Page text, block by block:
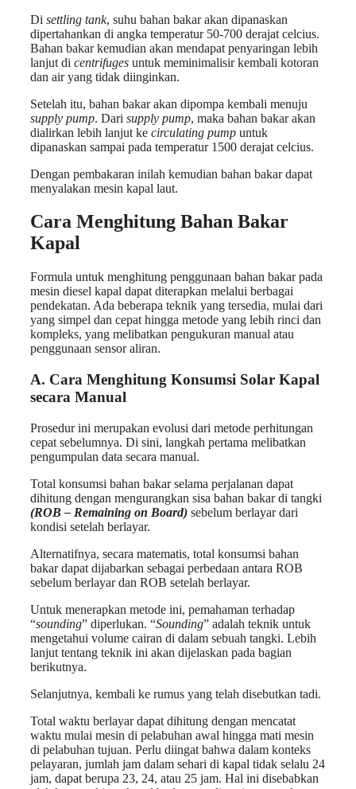
Di settling tank, suhu bahan bakar akan dipanaskan
dipertahankan di angka temperatur 50-700 derajat celcius.
Bahan bakar kemudian akan mendapat penyaringan lebih
lanjut di centrifuges untuk meminimalisir kembali kotoran
dan air yang tidak diinginkan.
Setelah itu, bahan bakar akan dipompa kembali menuju
supply pump. Dari supply pump, maka bahan bakar akan
dialirkan lebih lanjut ke circulating pump untuk
dipanaskan sampai pada temperatur 1500 derajat celcius.
Dengan pembakaran inilah kemudian bahan bakar dapat
menyalakan mesin kapal laut.
Cara Menghitung Bahan Bakar
Kapal
Formula untuk menghitung penggunaan bahan bakar pada
mesin diesel kapal dapat diterapkan melalui berbagai
pendekatan. Ada beberapa teknik yang tersedia, mulai dari
yang simpel dan cepat hingga metode yang lebih rinci dan
kompleks, yang melibatkan pengukuran manual atau
penggunaan sensor aliran.
A. Cara Menghitung Konsumsi Solar Kapal
secara Manual
Prosedur ini merupakan evolusi dari metode perhitungan
cepat sebelumnya. Di sini, langkah pertama melibatkan
pengumpulan data secara manual.
Total konsumsi bahan bakar selama perjalanan dapat
dihitung dengan mengurangkan sisa bahan bakar di tangki
(ROB – Remaining on Board) sebelum berlayar dari
kondisi setelah berlayar.
Alternatifnya, secara matematis, total konsumsi bahan
bakar dapat dijabarkan sebagai perbedaan antara ROB
sebelum berlayar dan ROB setelah berlayar.
Untuk menerapkan metode ini, pemahaman terhadap
“sounding” diperlukan. “Sounding” adalah teknik untuk
mengetahui volume cairan di dalam sebuah tangki. Lebih
lanjut tentang teknik ini akan dijelaskan pada bagian
berikutnya.
Selanjutnya, kembali ke rumus yang telah disebutkan tadi.
Total waktu berlayar dapat dihitung dengan mencatat
waktu mulai mesin di pelabuhan awal hingga mati mesin
di pelabuhan tujuan. Perlu diingat bahwa dalam konteks
pelayaran, jumlah jam dalam sehari di kapal tidak selalu 24
jam, dapat berupa 23, 24, atau 25 jam. Hal ini disebabkan